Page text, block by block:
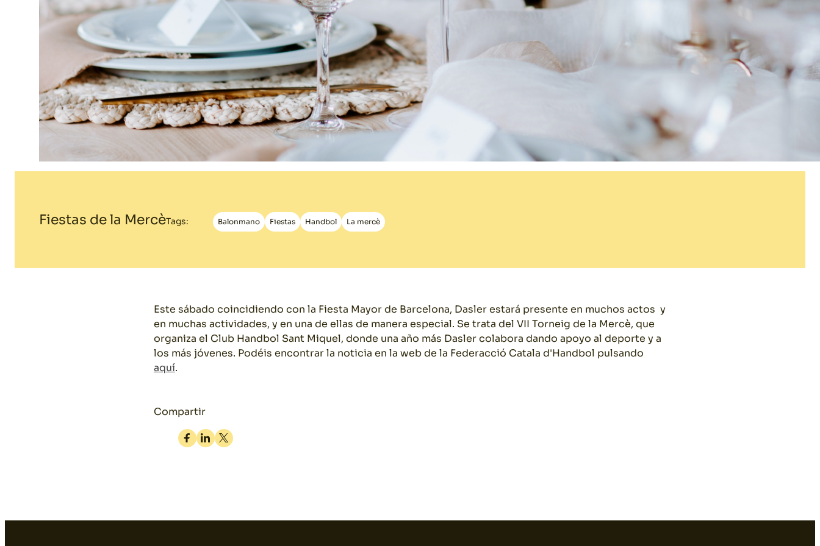
Decoración
Material de
hosteleria
Fiestas de la MercèTags: Balonmano Fiestas Handbol La mercè
Este sábado coincidiendo con la Fiesta Mayor de Barcelona, Dasler estará presente en muchos actos y
en muchas actividades, y en una de ellas de manera especial. Se trata del VII Torneig de la Mercè, que
organiza el Club Handbol Sant Miquel, donde una año más Dasler colabora dando apoyo al deporte y a
los más jóvenes. Podéis encontrar la noticia en la web de la Federacció Catala d'Handbol pulsando
aquí.
Compartir
Facebook
Linkedin
Twitter